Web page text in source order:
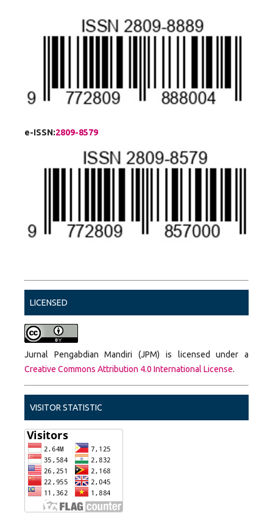
e-ISSN:2809-8579
LICENSED
Jurnal Pengabdian Mandiri (JPM) is licensed under a
Creative Commons Attribution 4.0 International License.
VISITOR STATISTIC